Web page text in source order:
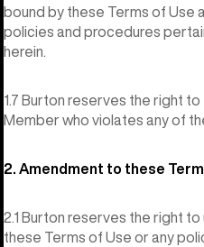
bound by these Terms of Use
policies and procedures
herein.
1.7 Burton reserves the right
Member who violates any of
2. Amendment to these
2.1 Burton reserves the right
these Terms of Use or any